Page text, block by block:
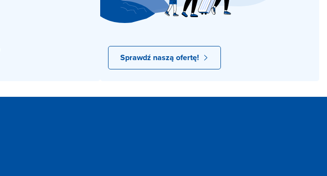
Sprawdź naszą ofertę!